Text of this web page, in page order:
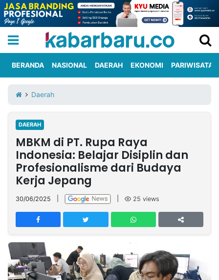
Iklan
Berita
Kami
Nasional
International
Olahraga
Entertainment
Daerah
Pariwisata
Kuliner
Kolom
Network
PT
TREETAN
MULTIMEDIA
INDONESIA
Partner
BERANDA NASIONAL DAERAH EKONOMI PARIWISATA
Daerah
DAERAH
MBKM di PT. Rupa Raya
Indonesia: Belajar Disiplin dan
Profesionalisme dari Budaya
Kerja Jepang
30/06/2025 25 views